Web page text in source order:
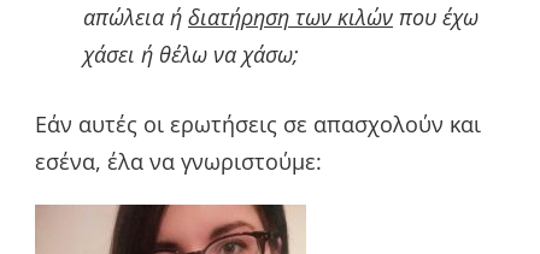
απώλεια ή διατήρηση των κιλών που έχω
χάσει ή θέλω να χάσω;
Εάν αυτές οι ερωτήσεις σε απασχολούν και
εσένα, έλα να γνωριστούμε: